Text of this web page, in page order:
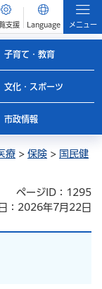
支援 Language メニュー
子育て・教育
文化・スポーツ
市政情報
療 > 保険 > 国民健
ページID：1295
：2026年7月22日